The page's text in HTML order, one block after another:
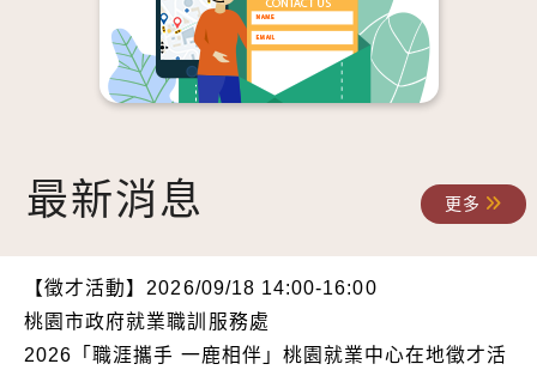
楊梅區-照顧服務員
觀音區-空調冷凍技術人員
楊梅區-其他特殊工程師
中壢區-餐飲服務及接待員
最新消息
【徵才活動】2026/09/18 14:00-16:00
桃園市政府就業職訓服務處
2026「職涯攜手 一鹿相伴」桃園就業中心在地徵才活
更多